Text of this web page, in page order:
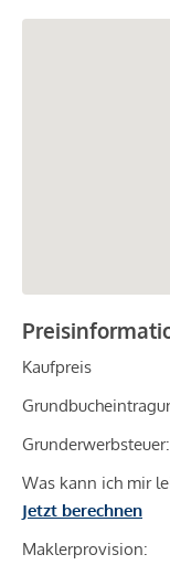
Kaufpreis
Grunderwerbsteuer:
Was kann ich mir
Jetzt berechnen
Maklerprovision: